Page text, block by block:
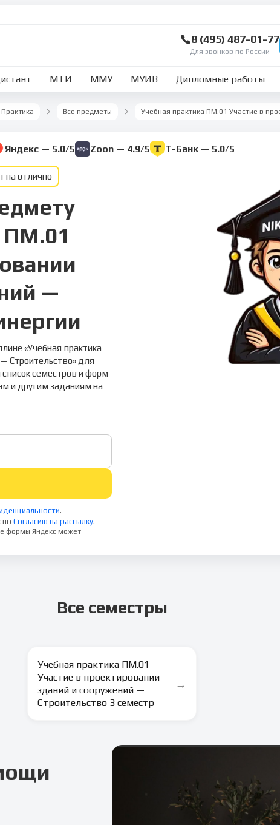
8 (495) 487-01-77
Для звонков по России
МТИ ММУ МУИВ Дипломные работы
Практика Все предметы
Яндекс — 5.0/5 Zoon — 4.9/5 Т-Банк — 5.0/5
на отлично
ПМ.01
—
«Учебная практика
Строительство» для
список семестров и форм
и другим заданиям на
.
Согласию на рассылку.
формы Яндекс может
Все семестры
Учебная практика ПМ.01
Участие в проектировании
зданий и сооружений —
Строительство 3 семестр
→